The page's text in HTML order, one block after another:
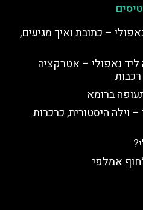
– כתובת ואיך מגיעים,
ליד נאפולי – אטרקציה
ברומא
– וילה היסטורית, כרכרות
אמלפי